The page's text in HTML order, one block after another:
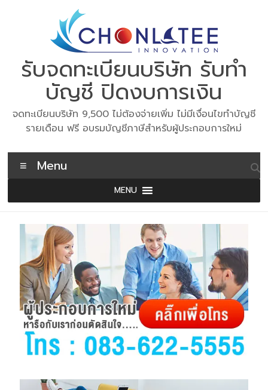
รับจดทะเบียนบริษัท รับทำ
บัญชี ปิดงบการเงิน
จดทะเบียนบริษัท 9,500 ไม่ต้องจ่ายเพิ่ม ไม่มีเงื่อนไขทำบัญชี
รายเดือน ฟรี อบรมบัญชีภาษีสำหรับผู้ประกอบการใหม่
Menu
MENU